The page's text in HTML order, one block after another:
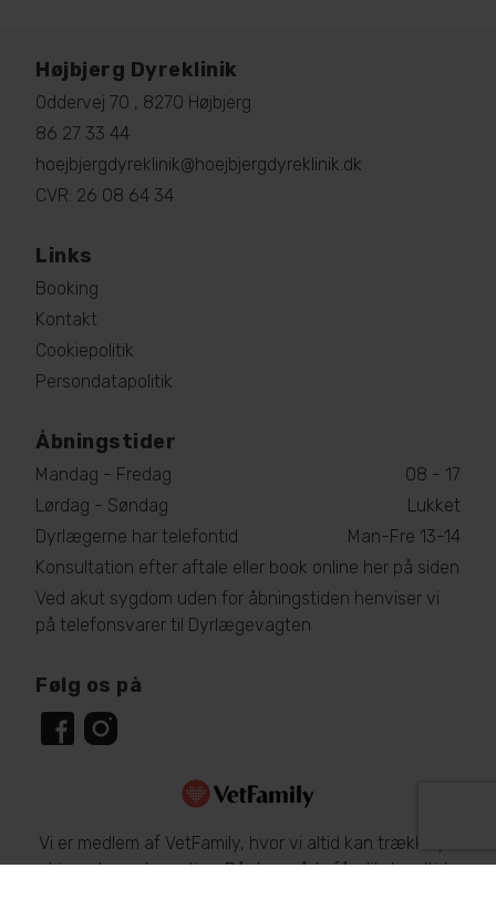
Højbjerg Dyreklinik
Oddervej 70 , 8270 Højbjerg
86 27 33 44
hoejbjergdyreklinik@hoejbjergdyreklinik.dk
CVR: 26 08 64 34
Links
Booking
Kontakt
Cookiepolitik
Persondatapolitik
Åbningstider
Mandag - Fredag
08 - 17
Lørdag - Søndag
Lukket
Dyrlægerne har telefontid
Man-Fre 13-14
Konsultation efter aftale eller book online her på siden
Ved akut sygdom uden for åbningstiden henviser vi
på telefonsvarer til Dyrlægevagten
Følg os på
Vi er medlem af VetFamily, hvor vi altid kan trække på
hinandens ekspertise. På den måde får dit dyr altid